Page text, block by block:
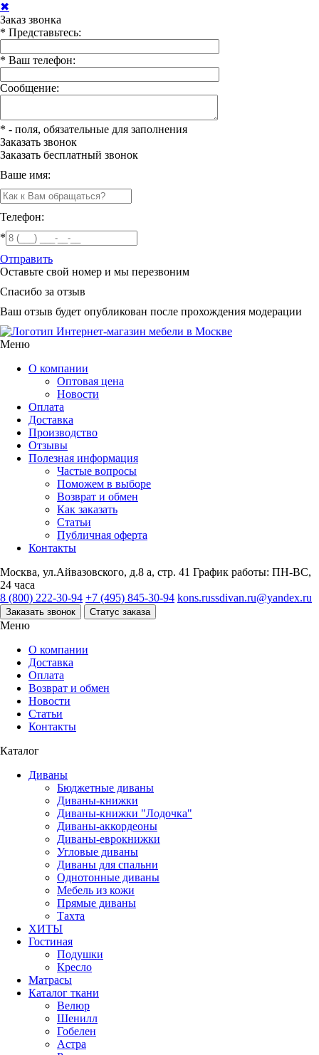
✖
Заказ звонка
* Представьтесь:
* Ваш телефон:
Сообщение:
* - поля, обязательные для заполнения
Заказать звонок
Заказать бесплатный звонок
Ваше имя:
Телефон:
*
Отправить
Оставьте свой номер и мы перезвоним
Спасибо за отзыв
Ваш отзыв будет опубликован после прохождения модерации
Интернет-магазин мебели в Москве
Меню
О компании
Оптовая цена
Новости
Оплата
Доставка
Производство
Отзывы
Полезная информация
Частые вопросы
Поможем в выборе
Возврат и обмен
Как заказать
Статьи
Публичная оферта
Контакты
Москва, ул.Айвазовского, д.8 а, стр. 41 График работы: ПН-ВС,
24 часа
8 (800) 222-30-94 +7 (495) 845-30-94 kons.russdivan.ru@yandex.ru
Заказать звонок Статус заказа
Меню
О компании
Доставка
Оплата
Возврат и обмен
Новости
Статьи
Контакты
Каталог
Диваны
Бюджетные диваны
Диваны-книжки
Диваны-книжки "Лодочка"
Диваны-аккордеоны
Диваны-еврокнижки
Угловые диваны
Диваны для спальни
Однотонные диваны
Мебель из кожи
Прямые диваны
Тахта
ХИТЫ
Гостиная
Подушки
Кресло
Матрасы
Каталог ткани
Велюр
Шенилл
Гобелен
Астра